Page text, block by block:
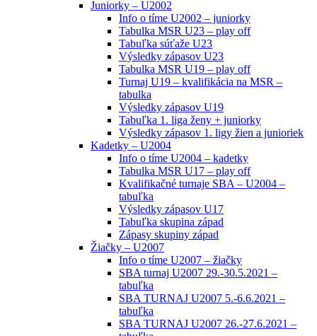
Juniorky – U2002
Info o tíme U2002 – juniorky
Tabulka MSR U23 – play off
Tabuľka súťaže U23
Výsledky zápasov U23
Tabulka MSR U19 – play off
Turnaj U19 – kvalifikácia na MSR –
tabulka
Výsledky zápasov U19
Tabuľka 1. liga ženy + juniorky
Výsledky zápasov 1. ligy žien a junioriek
Kadetky – U2004
Info o tíme U2004 – kadetky
Tabulka MSR U17 – play off
Kvalifikačné turnaje SBA – U2004 –
tabuľka
Výsledky zápasov U17
Tabuľka skupina západ
Zápasy skupiny západ
Žiačky – U2007
Info o tíme U2007 – žiačky
SBA turnaj U2007 29.-30.5.2021 –
tabuľka
SBA TURNAJ U2007 5.-6.6.2021 –
tabuľka
SBA TURNAJ U2007 26.-27.6.2021 –